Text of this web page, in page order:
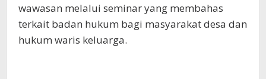
wawasan melalui seminar yang membahas
terkait badan hukum bagi masyarakat desa dan
hukum waris keluarga.